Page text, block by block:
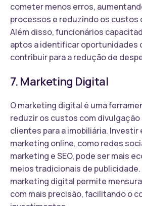
cometer menos erros,
processos e reduzindo os custos
Além disso, funcionários
aptos a identificar oportunidades
contribuir para a redução de
7. Marketing Digital
O marketing digital é uma
reduzir os custos com divulgação
clientes para a imobiliária.
marketing online, como redes
marketing e SEO, pode ser mais
meios tradicionais de publicidade.
marketing digital permite
com mais precisão, facilitando o